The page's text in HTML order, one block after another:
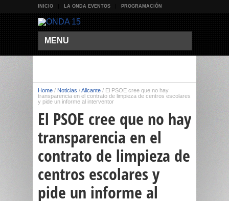
INICIO LA ONDA EVENTOS PROGRAMACIÓN
MENU
Home / Noticias /Alicante / El PSOE cree que no hay
transparencia en el contrato de limpieza de centros escolares
y pide un informe al interventor
El PSOE cree que no hay
transparencia en el
contrato de limpieza de
centros escolares y
pide un informe al